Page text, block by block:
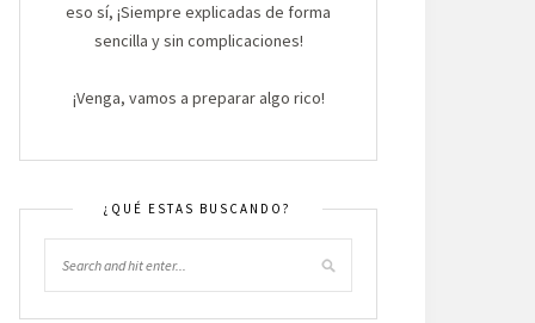
eso sí, ¡Siempre explicadas de forma
sencilla y sin complicaciones!
¡Venga, vamos a preparar algo rico!
¿QUÉ ESTAS BUSCANDO?